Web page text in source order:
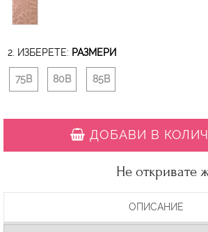
2. ИЗБЕРЕТЕ: РАЗМЕРИ
75B 80B 85B
ДОБАВИ В
Не откривате
ОПИСАНИЕ